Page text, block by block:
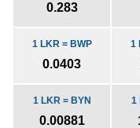
0.283
1
1 LKR = BWP
0.0403
1
1 LKR = BYN
0.00881